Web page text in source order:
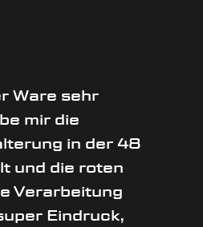
Ware sehr
mir die
in der 48
und die roten
Verarbeitung
Eindruck,